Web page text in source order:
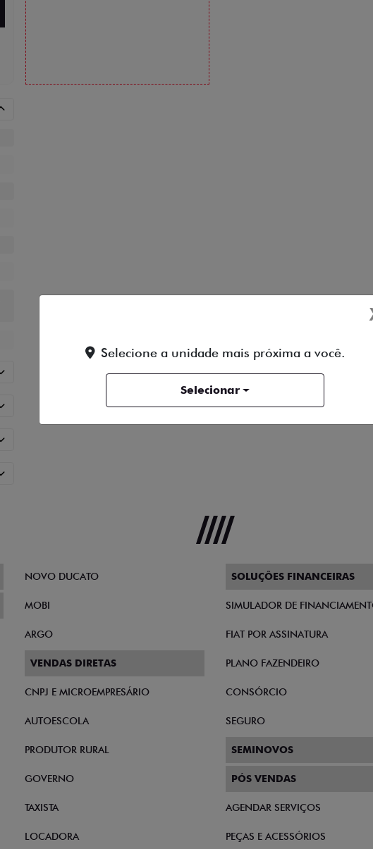
NOVO DUCATO
MOBI
ARGO
VENDAS DIRETAS
CNPJ E MICROEMPRESÁRIO
AUTOESCOLA
PRODUTOR RURAL
GOVERNO
TAXISTA
LOCADORA
SOLUÇÕES FINANCEIRAS
SIMULADOR DE
FIAT POR ASSINATURA
PLANO FAZENDEIRO
CONSÓRCIO
SEGURO
SEMINOVOS
PÓS VENDAS
AGENDAR SERVIÇOS
PEÇAS E ACESSÓRIOS
Selecione a unidade mais próxima a você.
Selecionar